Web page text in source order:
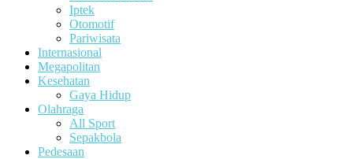
Iptek
Otomotif
Pariwisata
Internasional
Megapolitan
Kesehatan
Gaya Hidup
Olahraga
All Sport
Sepakbola
Pedesaan